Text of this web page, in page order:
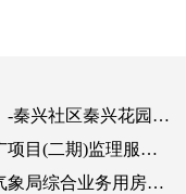
乔庄片区老旧小区改造项目（一标段）-秦兴社区秦兴花园小区区块改造工程监理
宣汉县蜀宣花牛种养循环科技创新推广项目(二期)监理服务磋商公告
四川省气象灾害防御技术中心四川省气象局综合业务用房基础设施维修费设计、监理服务项目竞争性磋商